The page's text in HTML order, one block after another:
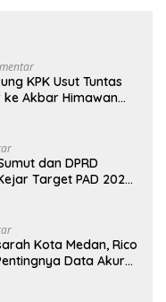
KPK Usut Tuntas
ke Akbar Himawan
dan DPRD
Target PAD 2026
Kota Medan, Rico
Data Akurat